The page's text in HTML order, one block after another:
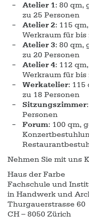
Atelier 1: 80 qm,
zu 25 Personen
Atelier 2: 115
Werkraum für bis
Atelier 3: 80 qm,
zu 20 Personen
Atelier 4: 112
Werkraum für bis
Werkatelier: 115
zu 18 Personen
Sitzungszimmer
Personen
Forum: 100 qm,
Nehmen Sie mit uns
Haus der Farbe
Fachschule und
in Handwerk und
Thurgauerstrasse 60
CH – 8050 Zürich